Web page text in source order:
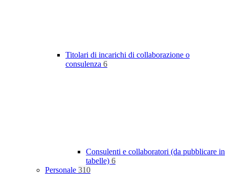
Titolari di incarichi di collaborazione o
consulenza 6
Consulenti e collaboratori (da pubblicare in
tabelle) 6
Personale 310